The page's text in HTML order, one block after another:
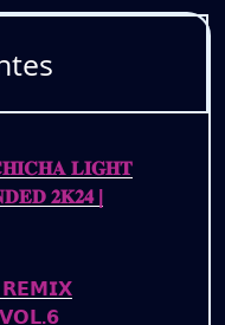
𝐋𝐈𝐆𝐇𝐓
𝟐𝐊𝟐𝟒 |
𝗥𝗘𝗠𝗜𝗫